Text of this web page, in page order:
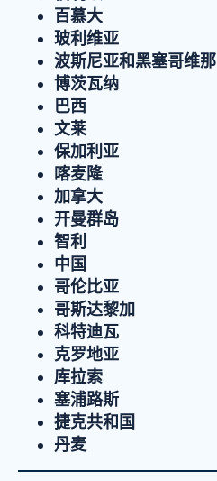
百慕大
玻利维亚
波斯尼亚和黑塞哥维那
博茨瓦纳
巴西
文莱
保加利亚
喀麦隆
加拿大
开曼群岛
智利
中国
哥伦比亚
哥斯达黎加
科特迪瓦
克罗地亚
库拉索
塞浦路斯
捷克共和国
丹麦